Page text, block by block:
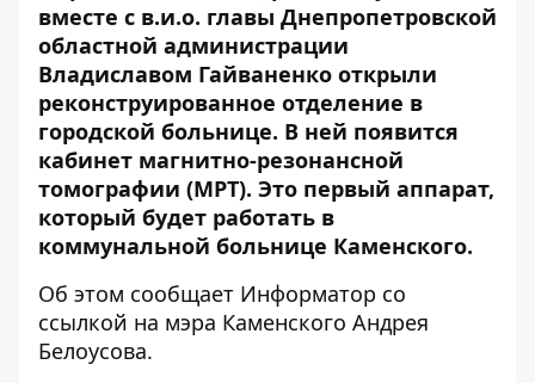
вместе с в.и.о. главы Днепропетровской
областной администрации
Владиславом Гайваненко открыли
реконструированное отделение в
городской больнице. В ней появится
кабинет магнитно-резонансной
томографии (МРТ). Это первый аппарат,
который будет работать в
коммунальной больнице Каменского.
Об этом сообщает Информатор со
ссылкой на мэра Каменского Андрея
Белоусова.